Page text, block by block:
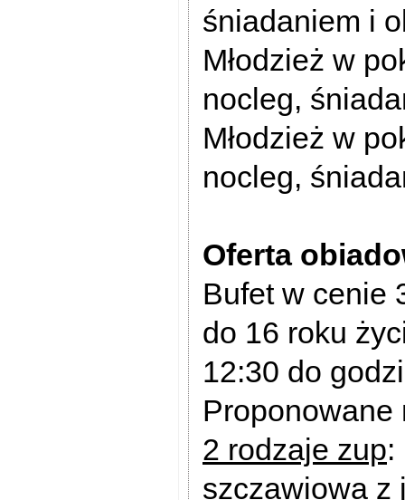
śniadaniem i
Młodzież w
nocleg,
Młodzież w
nocleg,
Oferta
Bufet w cenie
do 16 roku
12:30 do
Proponowane
2 rodzaje zup:
szczawiowa z